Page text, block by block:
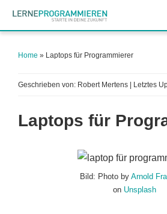
Home » Laptops für Programmierer
Geschrieben von: Robert Mertens | Letztes
Laptops für
Bild: Photo by Arnold
on Unsplash